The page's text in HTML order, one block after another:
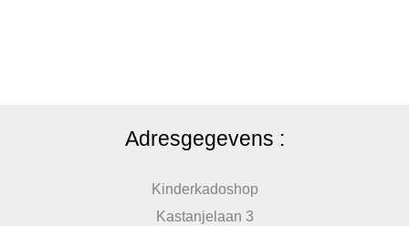
Adresgegevens :
Kinderkadoshop
Kastanjelaan 3